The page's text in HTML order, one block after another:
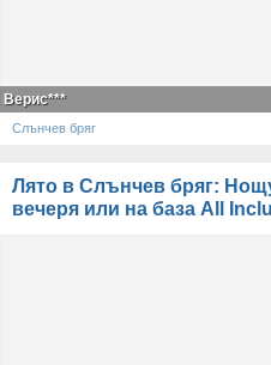
Верис***
Слънчев бряг
Лято в Слънчев бряг:
вечеря или на база All